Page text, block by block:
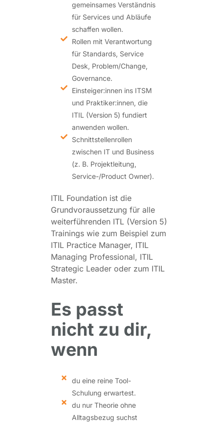
gemeinsames Verständnis
für Services und Abläufe
schaffen wollen.
Rollen mit Verantwortung
für Standards, Service
Desk, Problem/Change,
Governance.
Einsteiger:innen ins ITSM
und Praktiker:innen, die
ITIL (Version 5) fundiert
anwenden wollen.
Schnittstellenrollen
zwischen IT und Business
(z. B. Projektleitung,
Service-/Product Owner).
ITIL Foundation ist die
Grundvoraussetzung für alle
weiterführenden ITL (Version 5)
Trainings wie zum Beispiel zum
ITIL Practice Manager, ITIL
Managing Professional, ITIL
Strategic Leader oder zum ITIL
Master.
Es passt
nicht zu dir,
wenn
du eine reine Tool-
Schulung erwartest.
du nur Theorie ohne
Alltagsbezug suchst